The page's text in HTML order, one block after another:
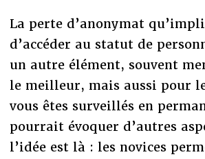
La perte d’anonymat
d’accéder au statut de
un autre élément, souvent
le meilleur, mais aussi pour
vous êtes surveillés en
pourrait évoquer d’autres
l’idée est là : les novices